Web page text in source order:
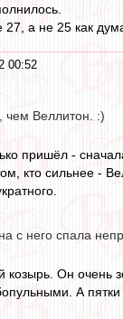
27, а не 25 как
00:52
чем Веллитон. :)
пришёл -
кто сильнее -
с него спала
Он очень
А